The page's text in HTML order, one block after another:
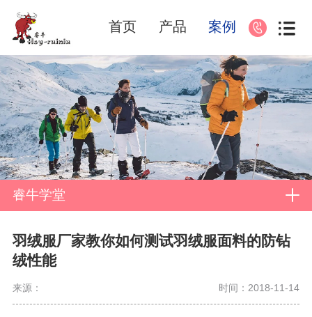
首页 产品 案例
睿牛学堂
羽绒服厂家教你如何测试羽绒服面料的防钻
绒性能
来源： 时间：2018-11-14